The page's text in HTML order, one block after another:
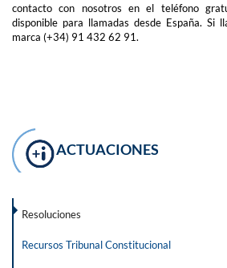
contacto con nosotros en el teléfono
disponible para llamadas desde España. Si
marca (+34) 91 432 62 91.
ACTUACIONES
Resoluciones
Recursos Tribunal Constitucional